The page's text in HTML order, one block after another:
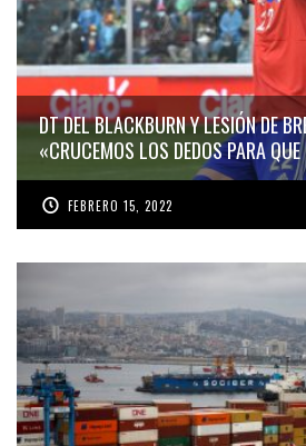
DT DEL BLACKBURN Y LESIÓN DE
«CRUCEMOS LOS DEDOS PARA
FEBRERO 15, 2022